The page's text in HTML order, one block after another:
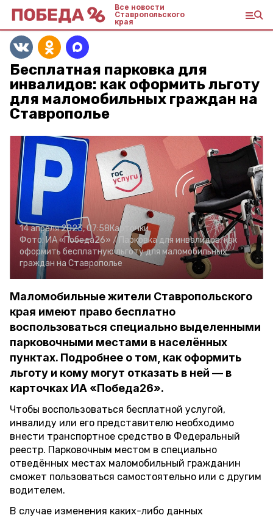
Все новости
Ставропольского
края
Бесплатная парковка для
инвалидов: как оформить льготу
для маломобильных граждан на
Ставрополье
14 апреля 2023, 07:58Карточки
Фото:ИА «Победа26» / Парковка для инвалидов: как
оформить бесплатную льготу для маломобильных
граждан на Ставрополье
Маломобильные жители Ставропольского
края имеют право бесплатно
воспользоваться специально выделенными
парковочными местами в населённых
пунктах. Подробнее о том, как оформить
льготу и кому могут отказать в ней — в
карточках ИА «Победа26».
Чтобы воспользоваться бесплатной услугой,
инвалиду или его представителю необходимо
внести транспортное средство в Федеральный
реестр. Парковочным местом в специально
отведённых местах маломобильный гражданин
сможет пользоваться самостоятельно или с другим
водителем.
В случае изменения каких-либо данных